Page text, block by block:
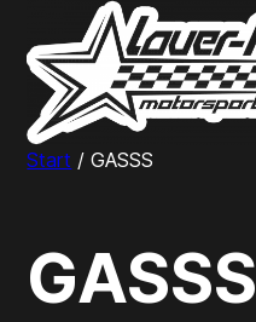
Inhalt
springen
Start / GASSS
GASSS